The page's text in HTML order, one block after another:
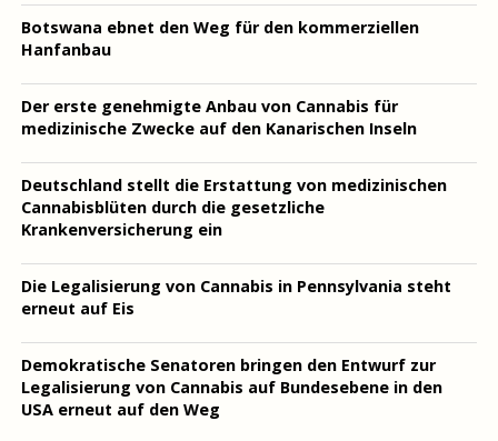
Botswana ebnet den Weg für den kommerziellen
Hanfanbau
Der erste genehmigte Anbau von Cannabis für
medizinische Zwecke auf den Kanarischen Inseln
Deutschland stellt die Erstattung von medizinischen
Cannabisblüten durch die gesetzliche
Krankenversicherung ein
Die Legalisierung von Cannabis in Pennsylvania steht
erneut auf Eis
Demokratische Senatoren bringen den Entwurf zur
Legalisierung von Cannabis auf Bundesebene in den
USA erneut auf den Weg